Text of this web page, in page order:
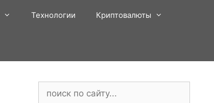
Технологии Криптовалюты